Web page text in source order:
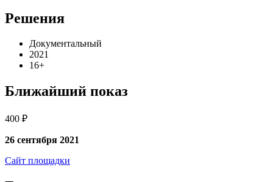
Решения
Документальный
2021
16+
Ближайший показ
400 ₽
26 сентября 2021
Сайт площадки